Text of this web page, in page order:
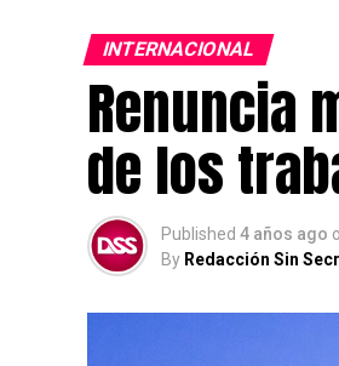
INTERNACIONAL
Renuncia
de los
Published 4 años ago
By Redacción Sin